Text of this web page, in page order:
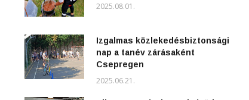
2025.08.01.
Izgalmas közlekedésbiztonsági
nap a tanév zárásaként
Csepregen
2025.06.21.